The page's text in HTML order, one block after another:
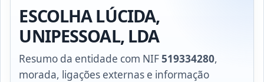
ESCOLHA LÚCIDA,
UNIPESSOAL, LDA
Resumo da entidade com NIF519334280,
morada, ligações externas e informação